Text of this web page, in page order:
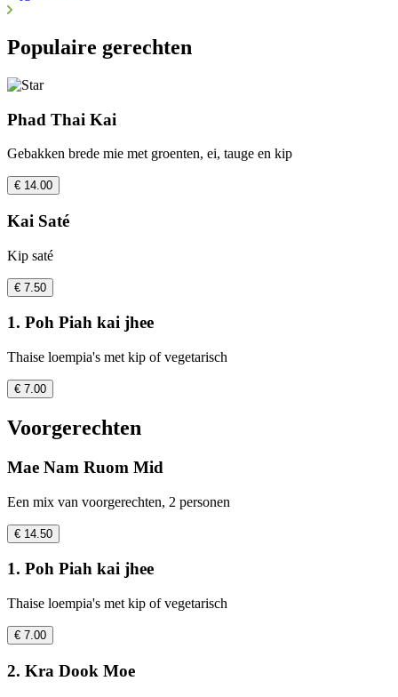
Populaire gerechten
Phad Thai Kai
Gebakken brede mie met groenten, ei, tauge en kip
€ 14.00
Kai Saté
Kip saté
€ 7.50
1. Poh Piah kai jhee
Thaise loempia's met kip of vegetarisch
€ 7.00
Voorgerechten
Mae Nam Ruom Mid
Een mix van voorgerechten, 2 personen
€ 14.50
1. Poh Piah kai jhee
Thaise loempia's met kip of vegetarisch
€ 7.00
2. Kra Dook Moe